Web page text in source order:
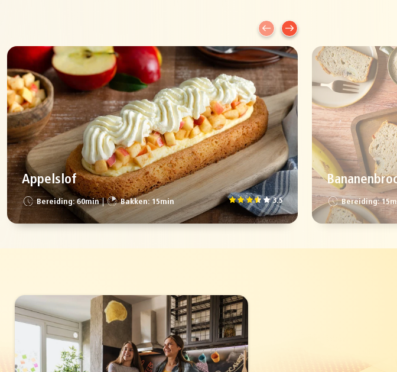
Appelslof
Bereiding: 60min Bakken: 15min 3.5 Bereiding: